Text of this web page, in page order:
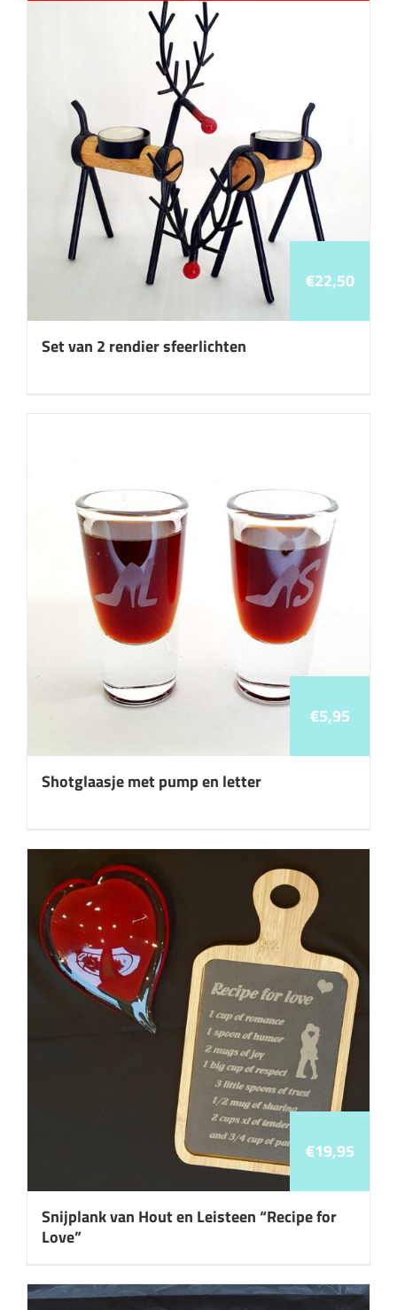
Set van 2 rendier sfeerlichten
€22,50
Shotglaasje met pump en letter
€5,95
Snijplank van Hout en Leisteen “Recipe for
Love”
€19,95